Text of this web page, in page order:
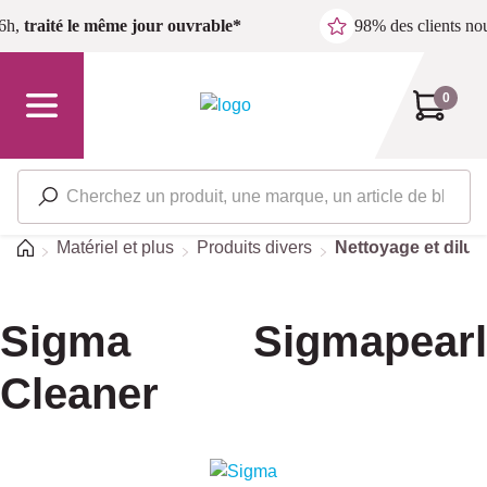
Passer au contenu principal
traité le même jour ouvrable* 98% des clients
0
Accueil
Matériel et plus Produits divers Nettoyage et
Sigma Sigmapearl
Cleaner